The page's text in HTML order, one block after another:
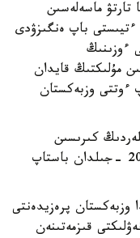
تارتۋ ماسەلەسىن
ءتيىستى باپ ەنگىزۋدى
ءوزىنىڭ
مۇلىكتىڭ قايدان
ءوتتى وزبەكستان
كىرىسىن
دەكلاراتسيالاۋ تۋرالى زاڭدى قابىلداۋ 2022 -جىلدان باستاپ
وزبەكستان پرەزيدەنتى
كۇرەسكە جاۋاپتى 117 شەنەۋلىكتى قىزمەتىنەن